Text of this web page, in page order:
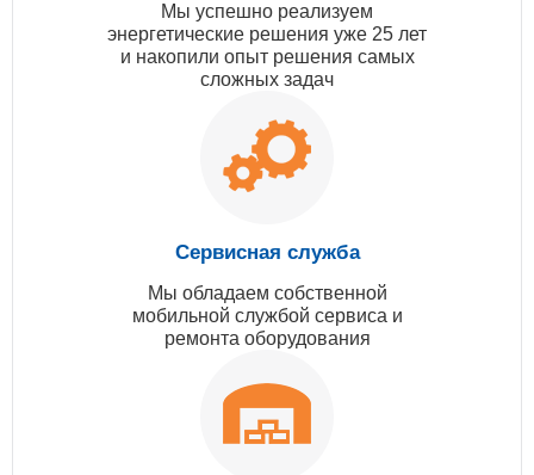
Мы успешно реализуем
энергетические решения уже 25 лет
и накопили опыт решения самых
сложных задач
Сервисная служба
Мы обладаем собственной
мобильной службой сервиса и
ремонта оборудования